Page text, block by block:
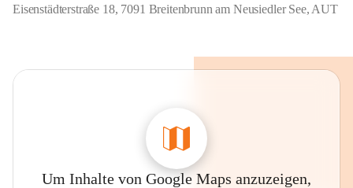
Eisenstädterstraße 18, 7091 Breitenbrunn am Neusiedler See, AUT
Um Inhalte von Google Maps anzuzeigen,